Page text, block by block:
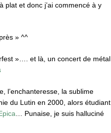
et donc j’ai commencé à y
» ^^
»…. et là, un concert de métal
l’enchanteresse, la sublime
du Lutin en 2000, alors étudiant
… Punaise, je suis halluciné